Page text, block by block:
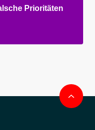
Prioritäten